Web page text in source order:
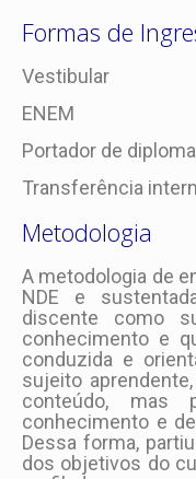
Formas de
Vestibular
ENEM
Portador de diploma
Transferência
Metodologia
A metodologia de
NDE e
discente como
conhecimento e
conduzida e
sujeito
conteúdo, mas
conhecimento e
Dessa forma,
dos objetivos do